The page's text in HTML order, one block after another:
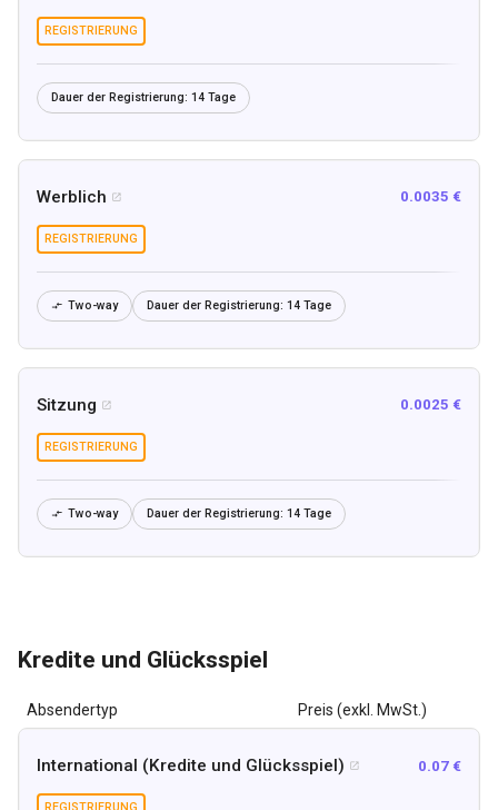
REGISTRIERUNG
Dauer der Registrierung: 14 Tage
Werblich  0.0035 €
REGISTRIERUNG
 Two-way Dauer der Registrierung: 14 Tage
Sitzung  0.0025 €
REGISTRIERUNG
 Two-way Dauer der Registrierung: 14 Tage
Kredite und Glücksspiel
Absendertyp Preis (exkl. MwSt.)
International (Kredite und Glücksspiel)  0.07 €